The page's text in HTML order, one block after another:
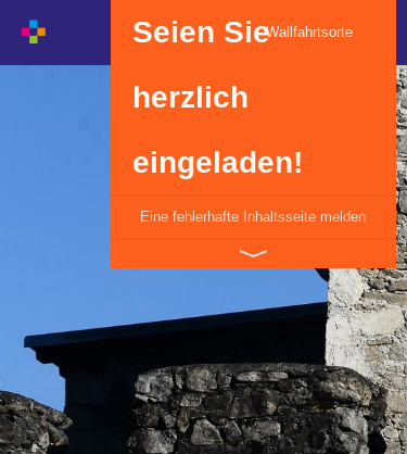
Seien Sie
herzlich
eingeladen!
Eine fehlerhafte Inhaltsseite melden
Wallfahrtsorte